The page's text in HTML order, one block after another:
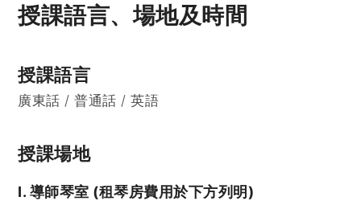
授課語言、場地及時間
授課語言
廣東話 / 普通話 / 英語
授課場地
I. 導師琴室 (租琴房費用於下方列明)